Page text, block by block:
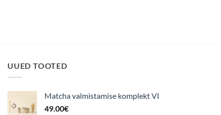
UUED TOOTED
Matcha valmistamise komplekt VI
49.00€